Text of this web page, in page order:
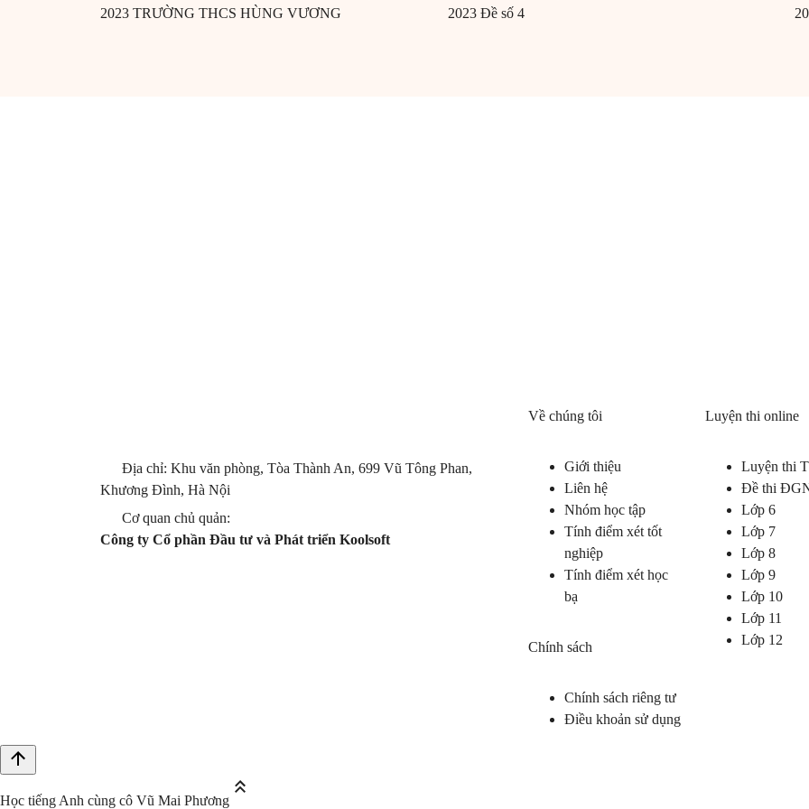
2023 TRƯỜNG THCS HÙNG VƯƠNG
2023 Đề số 4
Địa chỉ: Khu văn phòng, Tòa Thành An, 699 Vũ Tông Phan,
Khương Đình, Hà Nội
Cơ quan chủ quản:
Công ty Cổ phần Đầu tư và Phát triển Koolsoft
Về chúng tôi
Giới thiệu
Liên hệ
Nhóm học tập
Tính điểm xét tốt
nghiệp
Tính điểm xét học
bạ
Chính sách
Chính sách riêng tư
Điều khoản sử dụng
Luyện thi online
Luyện thi
Đề thi
Lớp 6
Lớp 7
Lớp 8
Lớp 9
Lớp 10
Lớp 11
Lớp 12
Học tiếng Anh cùng cô Vũ Mai Phương